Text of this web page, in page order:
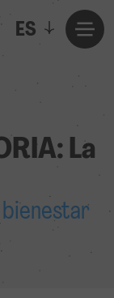
ES
La